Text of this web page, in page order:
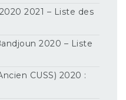
2021 – Liste des
2020 – Liste
CUSS) 2020 :